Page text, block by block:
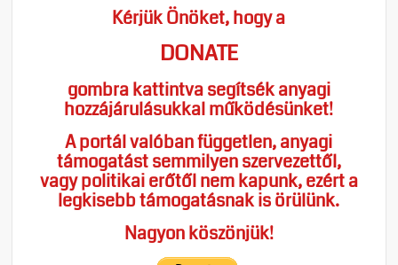
Kérjük Önöket, hogy a
DONATE
gombra kattintva segítsék anyagi
hozzájárulásukkal működésünket!
A portál valóban független, anyagi
támogatást semmilyen szervezettől,
vagy politikai erőtől nem kapunk, ezért a
legkisebb támogatásnak is örülünk.
Nagyon köszönjük!